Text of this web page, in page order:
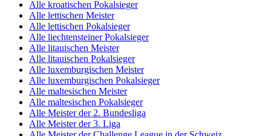
Alle kroatischen Pokalsieger
Alle lettischen Meister
Alle lettischen Pokalsieger
Alle liechtensteiner Pokalsieger
Alle litauischen Meister
Alle litauischen Pokalsieger
Alle luxemburgischen Meister
Alle luxemburgischen Pokalsieger
Alle maltesischen Meister
Alle maltesischen Pokalsieger
Alle Meister der 2. Bundesliga
Alle Meister der 3. Liga